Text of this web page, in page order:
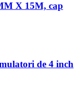
X 15M, cap
de 4 inch